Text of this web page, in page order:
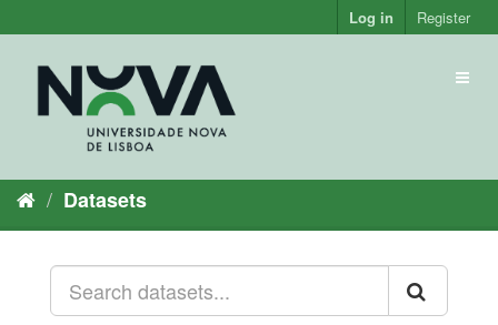
to
Log in Register
Datasets